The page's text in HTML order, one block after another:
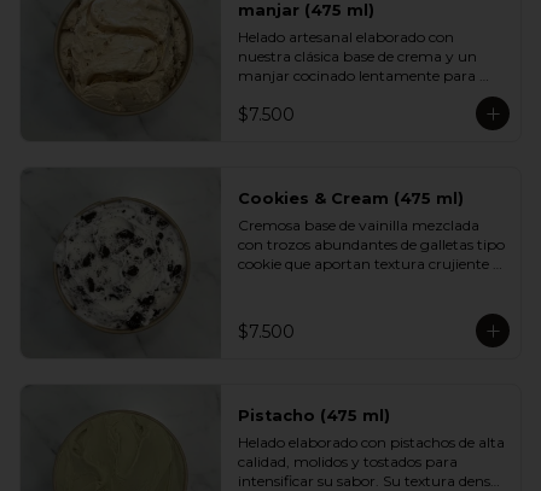
manjar (475 ml)
Helado artesanal elaborado con
nuestra clásica base de crema y un
manjar cocinado lentamente para
abundantes trocitos de manjar que
aportan textura y un dulzor profundo
los chilenos.
$7.500
Cookies & Cream (475 ml)
Cremosa base de vainilla mezclada
con trozos abundantes de galletas tipo
cookie que aportan textura crujiente y
perfecto para los fanáticos de las
combinaciones cremosas y crocantes.
$7.500
Pistacho (475 ml)
Helado elaborado con pistachos de alta
calidad, molidos y tostados para
intensificar su sabor. Su textura densa